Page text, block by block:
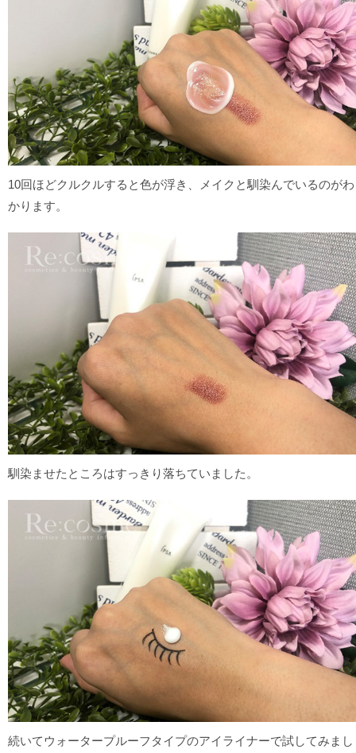
10回ほどクルクルすると色が浮き、メイクと馴染んでいるのがわ
かります。
馴染ませたところはすっきり落ちていました。
続いてウォータープルーフタイプのアイライナーで試してみまし